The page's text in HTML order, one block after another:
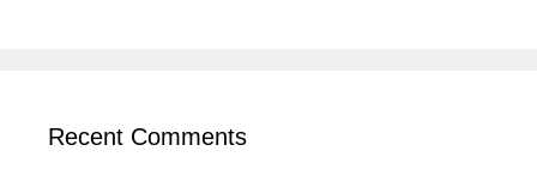
Recent Comments